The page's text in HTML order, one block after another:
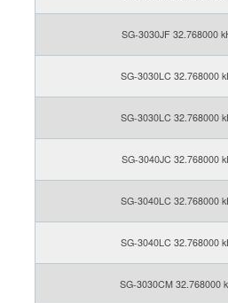
SG-3030JF 32.768000
SG-3030LC 32.768000
SG-3030LC 32.768000
SG-3040JC 32.768000
SG-3040LC 32.768000
SG-3040LC 32.768000
SG-3030CM 32.768000